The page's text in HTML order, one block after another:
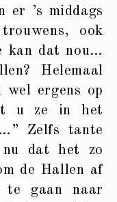
er ’s middags
ook
kan dat nou…
Helemaal
wel ergens op
u ze in het
Zelfs tante
nu dat het zo
de Hallen af
gaan naar